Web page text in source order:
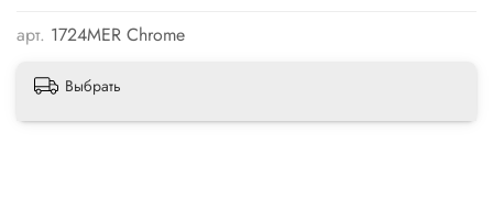
арт. 1724MER Chrome
Выбрать